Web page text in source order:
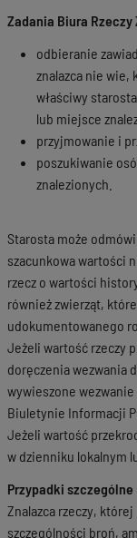
Zadania Biura
odbieranie
znalazca nie wie,
właściwy
lub miejsce
przyjmowanie i
poszukiwanie
znalezionych.
Starosta może
szacunkowa wartości
rzecz o wartości
również zwierząt,
udokumentowanego
Jeżeli wartość rzeczy
doręczenia wezwania
wywieszone
Biuletynie Informacji
Jeżeli wartość
w dzienniku lokalnym
Przypadki szczególne
Znalazca rzeczy,
szczególności broń,